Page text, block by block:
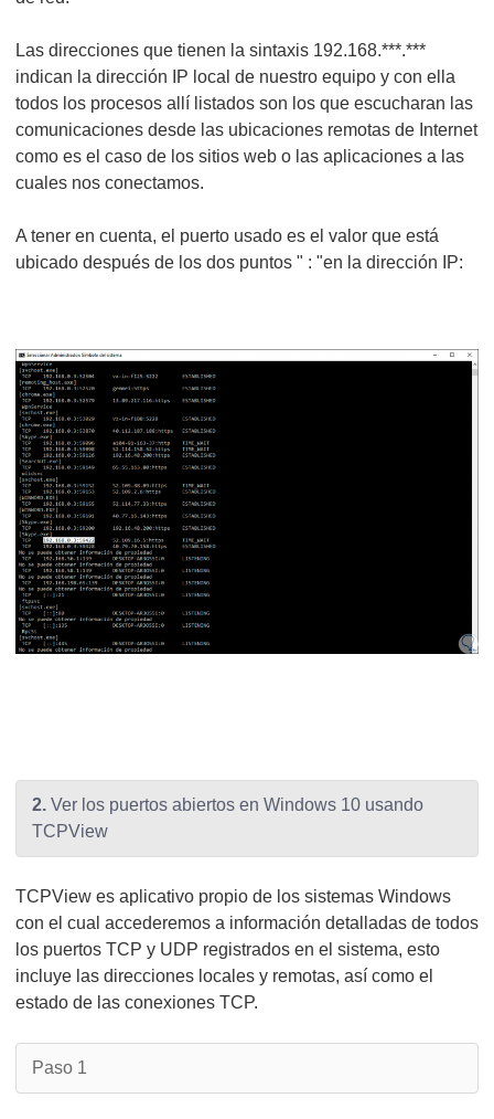
Las direcciones que tienen la sintaxis 192.168.***.***
indican la dirección IP local de nuestro equipo y con ella
todos los procesos allí listados son los que escucharan las
comunicaciones desde las ubicaciones remotas de Internet
como es el caso de los sitios web o las aplicaciones a las
cuales nos conectamos.
A tener en cuenta, el puerto usado es el valor que está
ubicado después de los dos puntos " : "en la dirección IP:
2. Ver los puertos abiertos en Windows 10 usando
TCPView
TCPView es aplicativo propio de los sistemas Windows
con el cual accederemos a información detalladas de todos
los puertos TCP y UDP registrados en el sistema, esto
incluye las direcciones locales y remotas, así como el
estado de las conexiones TCP.
Paso 1